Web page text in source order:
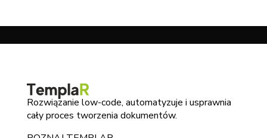
Rozwiązanie low-code, automatyzuje i usprawnia
cały proces tworzenia dokumentów.